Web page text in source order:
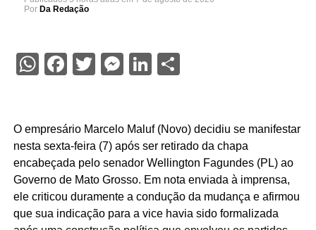
Por Da Redação
WhatsApp
Facebook
TwitterMessenger
LinkedIn
O empresário Marcelo Maluf (Novo) decidiu se manifestar
nesta sexta-feira (7) após ser retirado da chapa
encabeçada pelo senador Wellington Fagundes (PL) ao
Governo de Mato Grosso. Em nota enviada à imprensa,
ele criticou duramente a condução da mudança e afirmou
que sua indicação para a vice havia sido formalizada